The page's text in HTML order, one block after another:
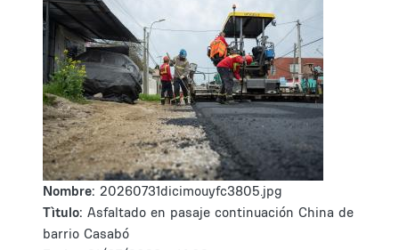
Nombre: 20260731dicimouyfc3805.jpg
Tìtulo: Asfaltado en pasaje continuación China de
barrio Casabó